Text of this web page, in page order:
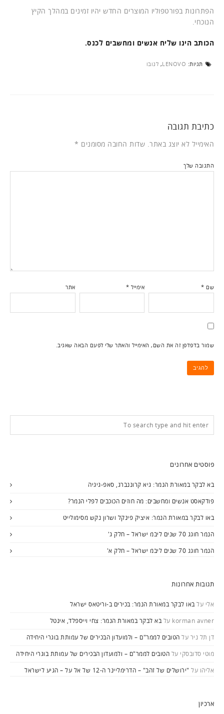
הפתרונות בפורטפוליו המוצרים החדש יהיו זמינים במהלך הקיץ
הנוכחי.
הכותב הינו שליח אנשים ומחשבים לכנס.
תגיות: LENOVO
, לנובו
כתיבת תגובה
האימייל לא יוצג באתר. שדות החובה מסומנים *
התגובה שלך
שם * אימייל * אתר
שמור בדפדפן זה את השם, האימייל והאתר שלי לפעם הבאה שאגיב.
פוסטים אחרונים
בא לבקר במאורת הנמר: גיא קרוננברג, סאפ-גיגיה
פודקאסט אנשים ומחשבים: מה חוזים הכוכבים לפלי הנמר?
באו לבקר במאורת הנמר: איציק פינקל ושרון נקש מסימולייט
הנמר חוגג 70 שנים ליבמ ישראל – חלק ג'
הנמר חוגג 70 שנים ליבמ ישראל – חלק א'
תגובות אחרונות
אלי עלבאו לבקר במאורת הנמר: בכירים ב-וריטאס ישראל
korman avner עלבא לבקר במאורת הנמר: צחי וייספלד, אינטל
דן תל ניר על הטובים לממר"ם – ולמועדון הבכירים של עמותת בוגרי היחידה
מוטי סדובסקי על הטובים לממר"ם – ולמועדון הבכירים של עמותת בוגרי היחידה
אליהו על "ירושלים של זהב" – הדרימליינר ה-12 של אל על – הגיע לישראל
ארכיון